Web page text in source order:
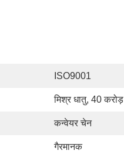
ISO9001
मिश्र धातु, 40 करोड़
कन्वेयर चेन
गैरमानक